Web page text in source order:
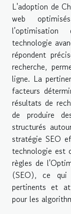
L'adoption de
web
l'optimisation
technologie
répondent
recherche,
ligne. La
facteurs
résultats de
de produire
structurés
stratégie SEO
technologie est
règles de
(SEO), ce qui
pertinents et
pour les